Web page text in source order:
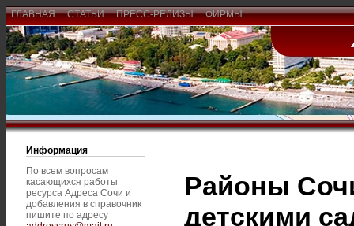
ГЛАВНАЯ СТАТЬИ ПРЕСС-РЕЛИЗЫ ФИРМЫ
Информация
По всем вопросам
касающихся работы
ресурса Адреса Сочи и
добавления в справочник
пишите по адресу
Районы
детскими